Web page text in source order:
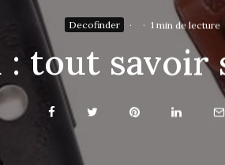
Decofinder · · 1 min de lecture
: tout savoir